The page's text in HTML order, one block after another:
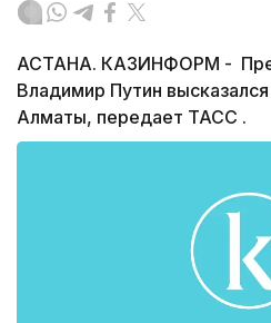
АСТАНА. КАЗИНФОРМ -
Владимир Путин
Алматы, передает ТАСС .